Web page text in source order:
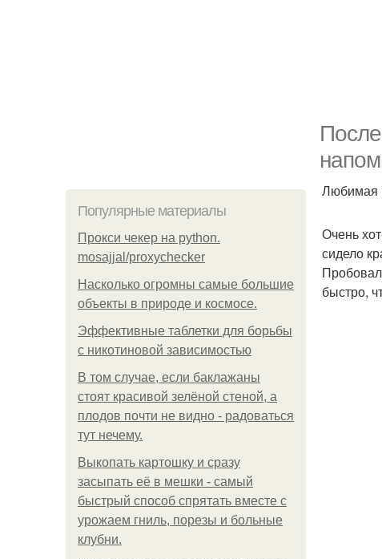
Популярные материалы
Прокси чекер на python.
mosajjal/proxychecker
Насколько огромны самые большие
объекты в природе и космосе.
Эффективные таблетки для борьбы
с никотиновой зависимостью
В том случае, если баклажаны
стоят красивой зелёной стеной, а
плодов почти не видно - радоваться
тут нечему.
Выкопать картошку и сразу
засыпать её в мешки - самый
быстрый способ спрятать вместе с
урожаем гниль, порезы и больные
клубни.
Любимая
Очень
сидело
быстро,